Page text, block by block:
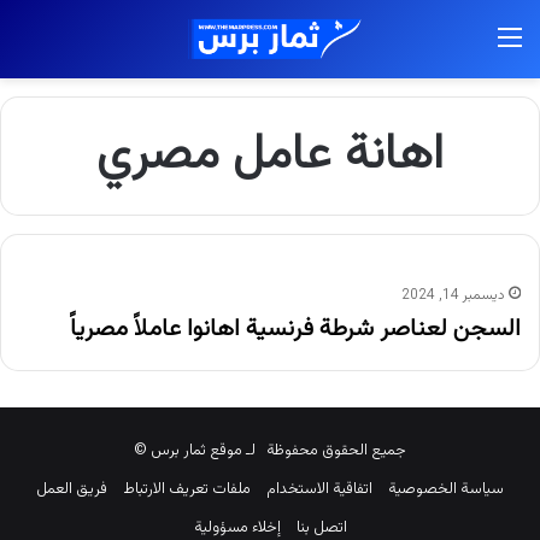
اهانة عامل مصري
ديسمبر 14, 2024
السجن لعناصر شرطة فرنسية اهانوا عاملاً مصرياً
جميع الحقوق محفوظة لـ موقع ثمار برس ©
سياسة الخصوصية
اتفاقية الاستخدام ملفات تعريف الارتباط
فريق العمل
اتصل بنا
إخلاء مسؤولية